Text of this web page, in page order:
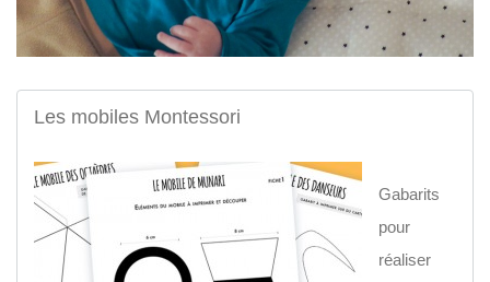
Les mobiles Montessori
Gabarits
pour
réaliser